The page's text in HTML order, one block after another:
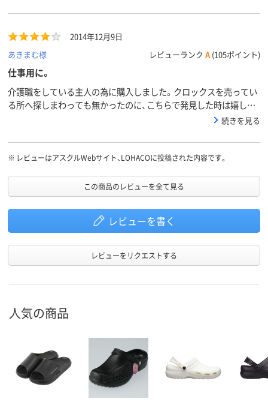
2014年12月9日
あきまむ様
レビューランク A (105ポイント)
仕事用に。
介護職をしている主人の為に購入しました。クロックスを売ってい
る所へ探しまわっても無かったのに、こちらで発見した時は嬉しか
ったです。しかも、格安なお値段で有り難い限りです。長時間履いて
た。また、古くなりましたこちらで購入させてもらいたいと思いま
す。
続きを見る
※ レビューはアスクルWebサイト、LOHACOに投稿された内容です。
この商品のレビューを全て見る
レビューを書く
レビューをリクエストする
人気の商品